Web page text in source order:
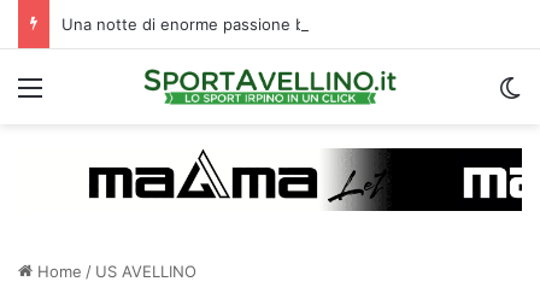
Menu
Home / US AVELLINO